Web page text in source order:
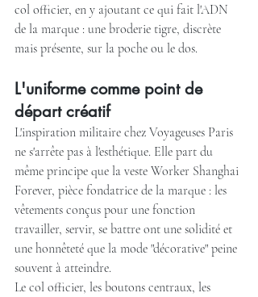
col officier, en y ajoutant ce qui fait l'ADN
de la marque : une broderie tigre, discrète
mais présente, sur la poche ou le dos.
L'uniforme comme point de
départ créatif
L'inspiration militaire chez Voyageuses Paris
ne s'arrête pas à l'esthétique. Elle part du
même principe que la veste Worker Shanghai
Forever, pièce fondatrice de la marque : les
vêtements conçus pour une fonction
travailler, servir, se battre ont une solidité et
une honnêteté que la mode "décorative" peine
souvent à atteindre.
Le col officier, les boutons centraux, les